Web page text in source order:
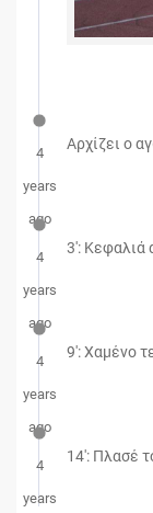
4
years
ago
Αρχίζει ο
4
years
ago
3': Κεφαλιά
4
years
ago
9': Χαμένο
4
years
14': Πλασέ